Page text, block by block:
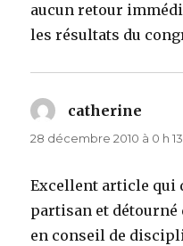
aucun retour
les résultats du
catherine
28 décembre 2010 à 0 h
Excellent article qui
partisan et détourné
en conseil de